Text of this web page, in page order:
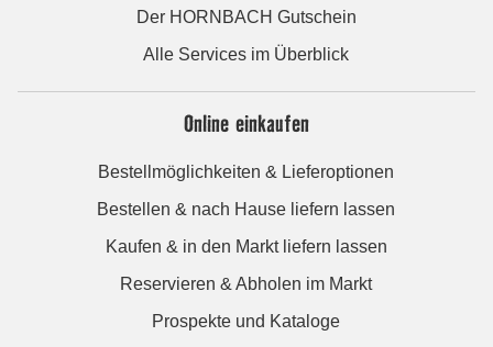
Der HORNBACH Gutschein
Alle Services im Überblick
Online einkaufen
Bestellmöglichkeiten & Lieferoptionen
Bestellen & nach Hause liefern lassen
Kaufen & in den Markt liefern lassen
Reservieren & Abholen im Markt
Prospekte und Kataloge